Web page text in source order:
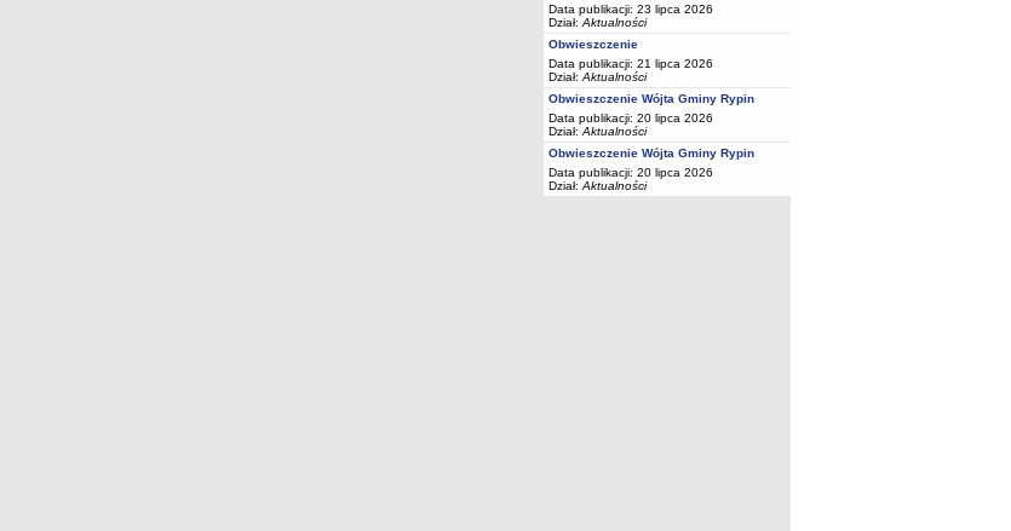
Data publikacji: 23 lipca 2026
Dział: Aktualności
Obwieszczenie
Data publikacji: 21 lipca 2026
Dział: Aktualności
Obwieszczenie Wójta Gminy Rypin
Data publikacji: 20 lipca 2026
Dział: Aktualności
Obwieszczenie Wójta Gminy Rypin
Data publikacji: 20 lipca 2026
Dział: Aktualności